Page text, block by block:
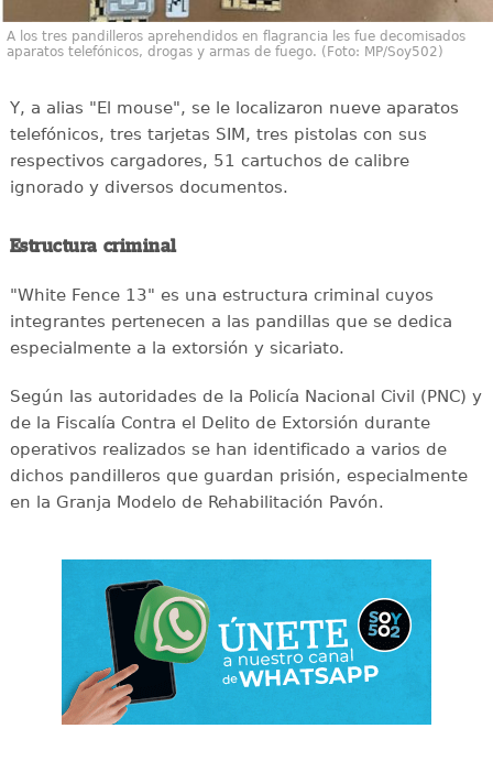
A los tres pandilleros aprehendidos en flagrancia les fue decomisados
aparatos telefónicos, drogas y armas de fuego. (Foto: MP/Soy502)
Y, a alias "El mouse", se le localizaron nueve aparatos
telefónicos, tres tarjetas SIM, tres pistolas con sus
respectivos cargadores, 51 cartuchos de calibre
ignorado y diversos documentos.
Estructura criminal
"White Fence 13" es una estructura criminal cuyos
integrantes pertenecen a las pandillas que se dedica
especialmente a la extorsión y sicariato.
Según las autoridades de la Policía Nacional Civil (PNC) y
de la Fiscalía Contra el Delito de Extorsión durante
operativos realizados se han identificado a varios de
dichos pandilleros que guardan prisión, especialmente
en la Granja Modelo de Rehabilitación Pavón.